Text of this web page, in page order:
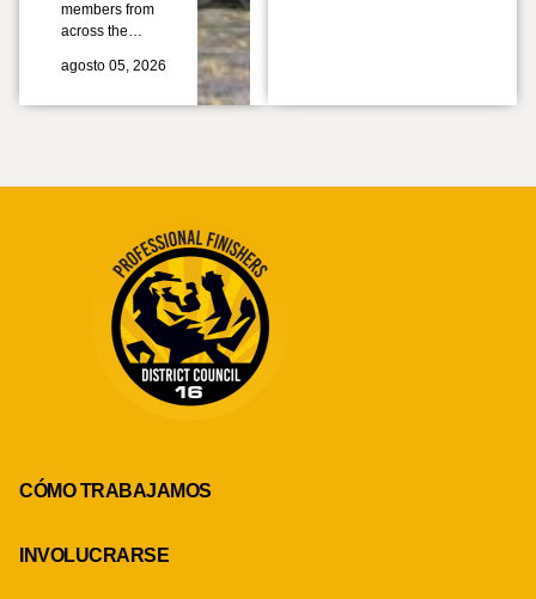
members from
across the…
agosto 05, 2026
CÓMO TRABAJAMOS
INVOLUCRARSE